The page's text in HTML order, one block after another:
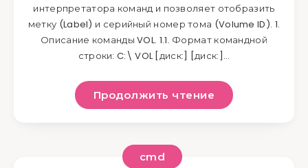
интерпретатора команд и позволяет отобразить
метку (Label) и серийный номер тома (Volume ID). 1.
Описание команды VOL. 1.1. Формат командной
строки: C:\ VOL [диск:] [диск:]…
Продолжить чтение
cmd